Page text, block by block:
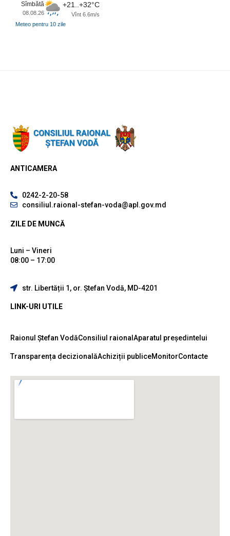
Sîmbătă
08.08.26
+21..+32°C
Vînt 6.6m/s
Meteo pentru 10 zile
ANTICAMERA
0242-2-20-58
consiliul.raional-stefan-voda@apl.gov.md
ZILE DE MUNCĂ
Luni – Vineri
08:00 – 17:00
str. Libertății 1, or. Ștefan Vodă, MD-4201
LINK-URI UTILE
Raionul Ștefan VodăConsiliul raional Aparatul președintelui
Transparența decizionalăAchiziții publiceMonitorContacte